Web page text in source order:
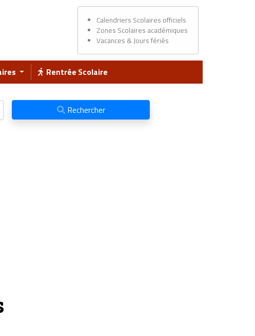
Calendriers Scolaires officiels
Zones Scolaires académiques
Vacances & Jours fériés
Rentrée Scolaire
Rechercher